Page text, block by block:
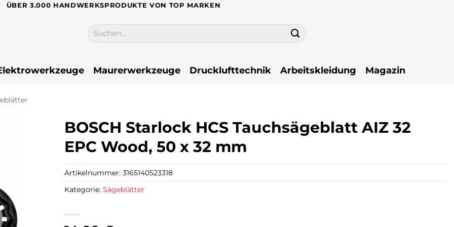
ÜBER 3.000 HANDWERKSPRODUKTE VON TOP MARKEN
Suchen
nach:
Maurerwerkzeuge Drucklufttechnik Arbeitskleidung Magazin
BOSCH Starlock HCS Tauchsägeblatt AIZ 32
EPC Wood, 50 x 32 mm
Artikelnummer: 3165140523318
Kategorie: Sägeblätter